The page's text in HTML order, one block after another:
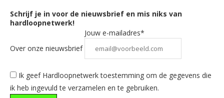
Schrijf je in voor de nieuwsbrief en mis niks van
hardloopnetwerk!
Over onze nieuwsbrief
Jouw e-mailadres*
Ik geef Hardloopnetwerk toestemming om de gegevens die
ik heb ingevuld te verzamelen en te gebruiken.